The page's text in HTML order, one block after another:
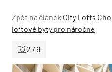
Zpět na článek City Lofts
loftové byty pro náročné
2 / 9